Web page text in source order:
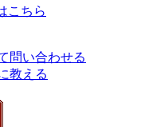
こちら
問い合わせる
教える